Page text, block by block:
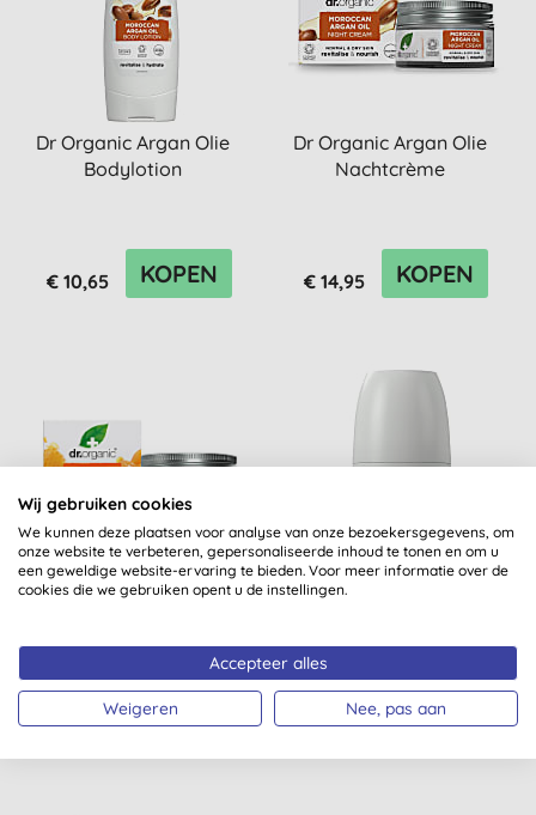
Dr Organic Argan Olie
Bodylotion
€ 10,65 KOPEN
Dr Organic Argan Olie
Nachtcrème
€ 14,95 KOPEN
Dr Organic Manuka
(1)
€ 13,65 KOPEN
Dr Organic Granaatappel
€ 8,35 KOPEN
Wij gebruiken cookies
We kunnen deze plaatsen voor analyse van onze bezoekersgegevens, om
onze website te verbeteren, gepersonaliseerde inhoud te tonen en om u
een geweldige website-ervaring te bieden. Voor meer informatie over de
cookies die we gebruiken opent u de instellingen.
Accepteer alles
Weigeren Nee, pas aan